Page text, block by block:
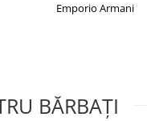
Emporio Armani
BĂRBAŢI